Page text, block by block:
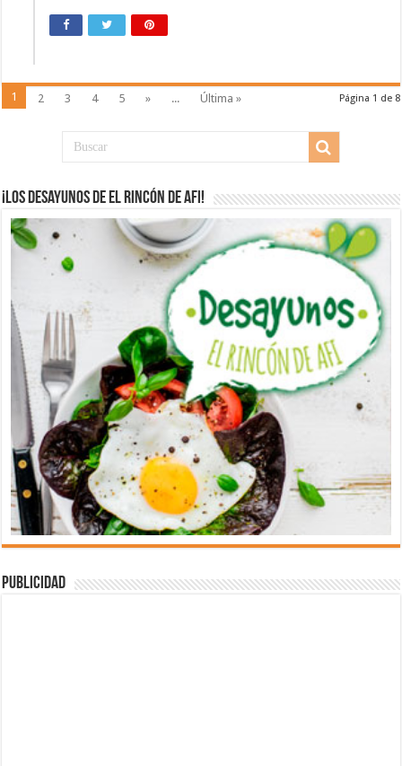
Página 1 de 8
1 2 3 4 5 » ... Última »
¡Los desayunos de El Rincón de Afi!
Publicidad